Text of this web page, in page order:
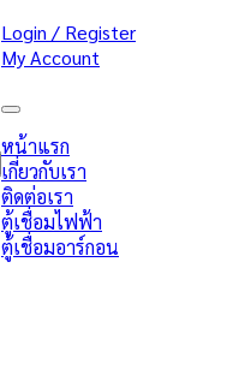
Login / Register
My Account
หน้าแรก
เกี่ยวกับเรา
ติดต่อเรา
ตู้เชื่อมไฟฟ้า
ตู้เชื่อมอาร์กอน